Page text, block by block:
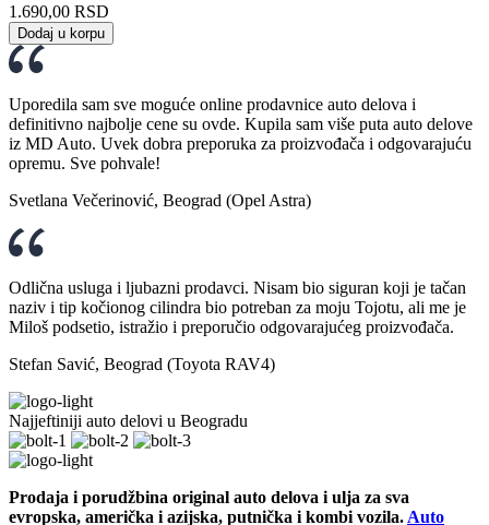
1.690,00 RSD
Dodaj u korpu
Uporedila sam sve moguće online prodavnice auto delova i
definitivno najbolje cene su ovde. Kupila sam više puta auto delove
iz MD Auto. Uvek dobra preporuka za proizvođača i odgovarajuću
opremu. Sve pohvale!
Svetlana Večerinović, Beograd (Opel Astra)
Odlična usluga i ljubazni prodavci. Nisam bio siguran koji je tačan
naziv i tip kočionog cilindra bio potreban za moju Tojotu, ali me je
Miloš podsetio, istražio i preporučio odgovarajućeg proizvođača.
Stefan Savić, Beograd (Toyota RAV4)
Najjeftiniji auto delovi u Beogradu
Prodaja i porudžbina original auto delova i ulja za sva
evropska, američka i azijska, putnička i kombi vozila. Auto